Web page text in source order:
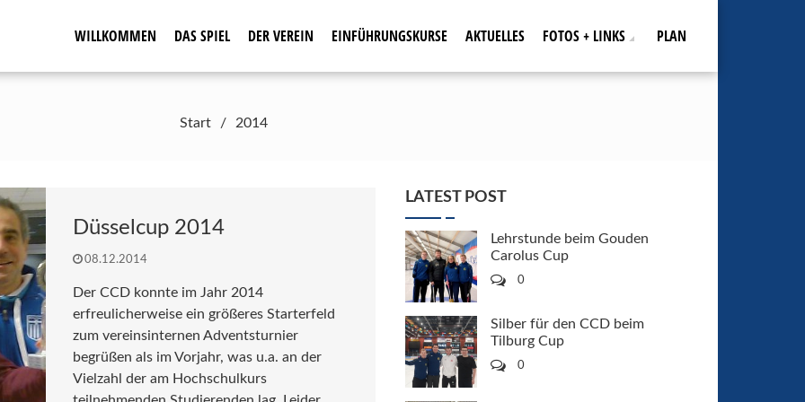
WILLKOMMEN DAS SPIEL DER VEREIN EINFÜHRUNGSKURSE AKTUELLES FOTOS + LINKS PLAN
Start 2014
Düsselcup 2014
08.12.2014
Der CCD konnte im Jahr 2014
erfreulicherweise ein größeres Starterfeld
zum vereinsinternen Adventsturnier
begrüßen als im Vorjahr, was u.a. an der
Vielzahl der am Hochschulkurs
LATEST POST
Lehrstunde beim Gouden
Carolus Cup
0
Silber für den CCD beim
Tilburg Cup
0